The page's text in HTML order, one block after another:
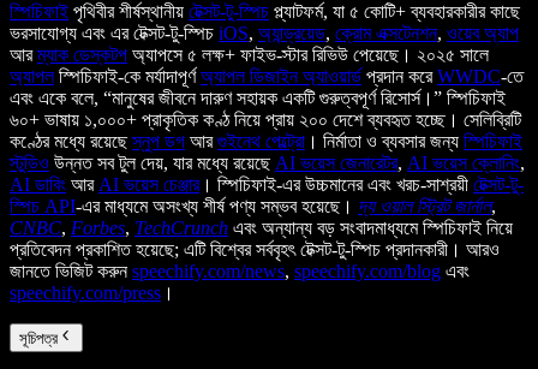
স্পিচিফাই পৃথিবীর শীর্ষস্থানীয় টেক্সট-টু-স্পিচ প্ল্যাটফর্ম, যা ৫ কোটি+ ব্যবহারকারীর কাছে
ভরসাযোগ্য এবং এর টেক্সট-টু-স্পিচ iOS, অ্যান্ড্রয়েড, ক্রোম এক্সটেনশন, ওয়েব অ্যাপ
আরম্যাক ডেস্কটপ অ্যাপসে ৫ লক্ষ+ ফাইভ-স্টার রিভিউ পেয়েছে। ২০২৫ সালে
অ্যাপলস্পিচিফাই-কে মর্যাদাপূর্ণঅ্যাপল ডিজাইন অ্যাওয়ার্ড প্রদান করেWWDC-তে
এবং একে বলে, “মানুষের জীবনে দারুণ সহায়ক একটি গুরুত্বপূর্ণ রিসোর্স।” স্পিচিফাই
৬০+ ভাষায় ১,০০০+ প্রাকৃতিক কণ্ঠ নিয়ে প্রায় ২০০ দেশে ব্যবহৃত হচ্ছে। সেলিব্রিটি
কণ্ঠের মধ্যে রয়েছেস্নুপ ডগ আরগুইনেথ পেল্ট্রো । নির্মাতা ও ব্যবসার জন্য স্পিচিফাই
স্টুডিও উন্নত সব টুল দেয়, যার মধ্যে রয়েছেAI ভয়েস জেনারেটর, AI ভয়েস ক্লোনিং,
AI ডাবিং আরAI ভয়েস চেঞ্জার। স্পিচিফাই-এর উচ্চমানের এবং খরচ-সাশ্রয়ী টেক্সট-টু-
স্পিচ API-এর মাধ্যমে অসংখ্য শীর্ষ পণ্য সম্ভব হয়েছে। দ্য ওয়াল স্ট্রিট জার্নাল,
CNBC, Forbes, TechCrunch এবং অন্যান্য বড় সংবাদমাধ্যমে স্পিচিফাই নিয়ে
প্রতিবেদন প্রকাশিত হয়েছে; এটি বিশ্বের সর্ববৃহৎ টেক্সট-টু-স্পিচ প্রদানকারী। আরও
জানতে ভিজিট করুনspeechify.com/news, speechify.com/blog এবং
speechify.com/press ।
সূচিপত্র